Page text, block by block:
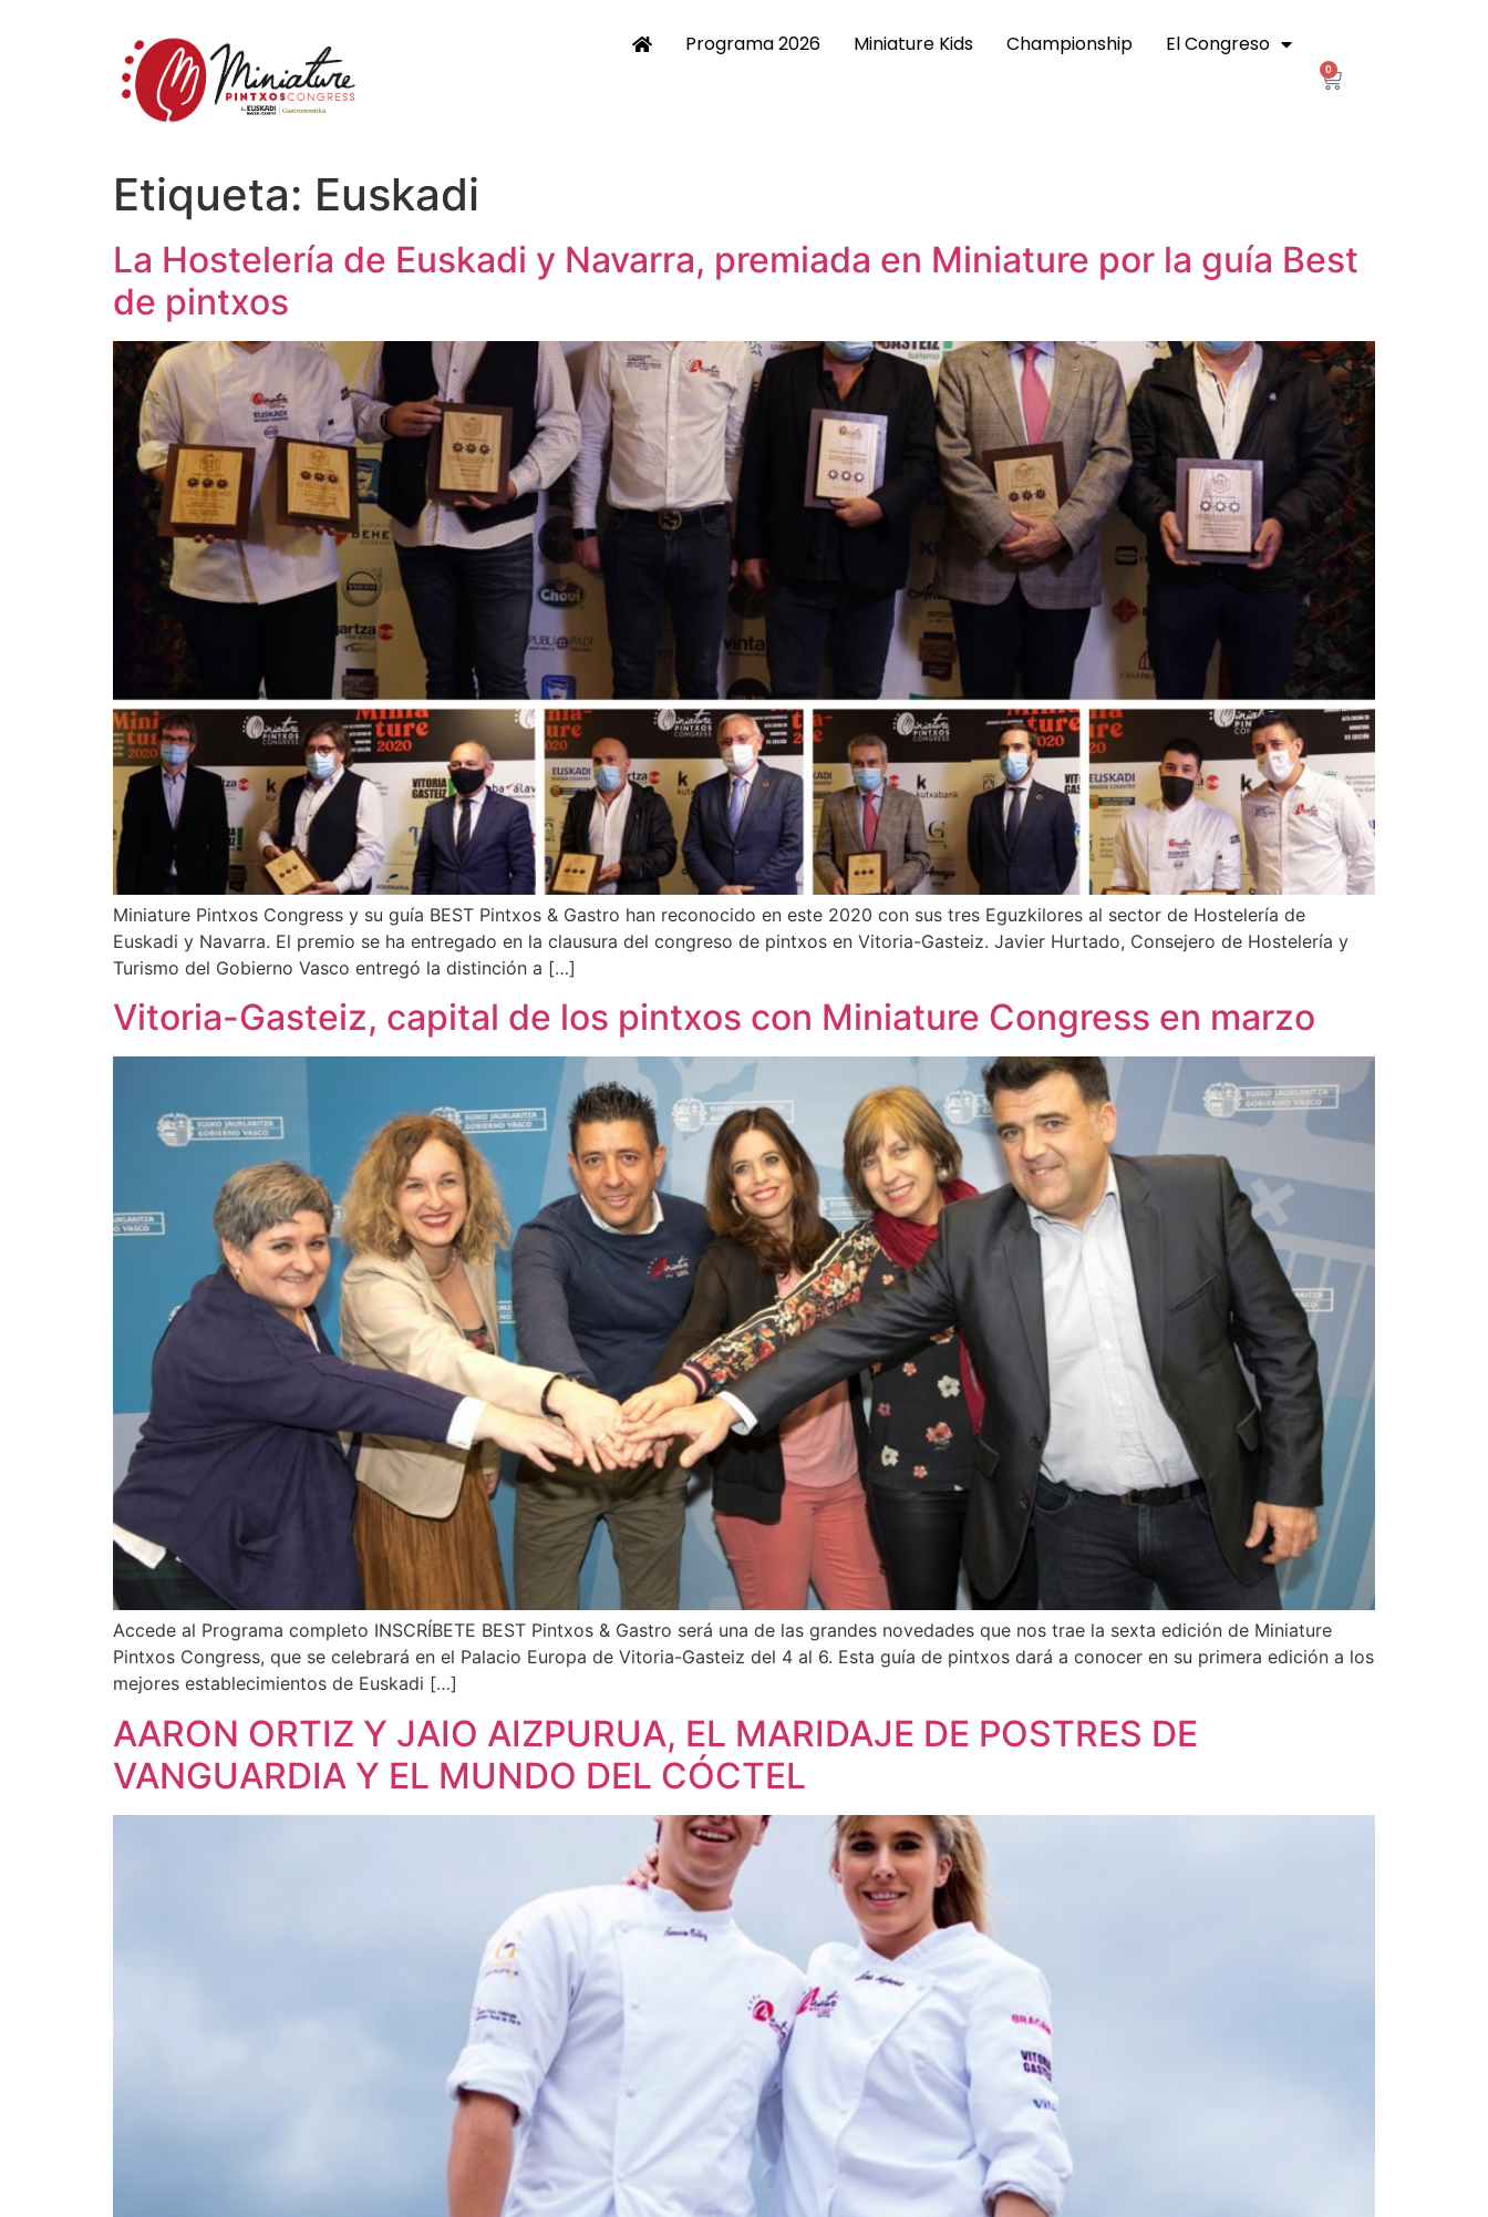
Programa 2026 Miniature Kids Championship El Congreso
0
Etiqueta: Euskadi
La Hostelería de Euskadi y Navarra, premiada en Miniature por la guía Best
de pintxos
Miniature Pintxos Congress y su guía BEST Pintxos & Gastro han reconocido en este 2020 con sus tres Eguzkilores al sector de Hostelería de
Euskadi y Navarra. El premio se ha entregado en la clausura del congreso de pintxos en Vitoria-Gasteiz. Javier Hurtado, Consejero de Hostelería y
Turismo del Gobierno Vasco entregó la distinción a […]
Vitoria-Gasteiz, capital de los pintxos con Miniature Congress en marzo
Accede al Programa completo INSCRÍBETE BEST Pintxos & Gastro será una de las grandes novedades que nos trae la sexta edición de Miniature
Pintxos Congress, que se celebrará en el Palacio Europa de Vitoria-Gasteiz del 4 al 6. Esta guía de pintxos dará a conocer en su primera edición a los
mejores establecimientos de Euskadi […]
AARON ORTIZ Y JAIO AIZPURUA, EL MARIDAJE DE POSTRES DE
VANGUARDIA Y EL MUNDO DEL CÓCTEL